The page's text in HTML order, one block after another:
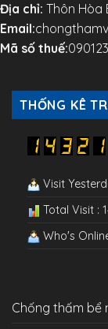
Địa chỉ: Thôn Hòa
Email:
Mã số thuế:
THỐNG KÊ
Visit
Total Visit :
Who's
Chống thấm bể